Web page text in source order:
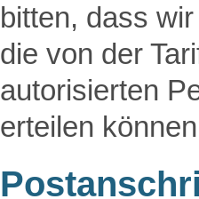
bitten, dass
die von der
autorisierten
erteilen